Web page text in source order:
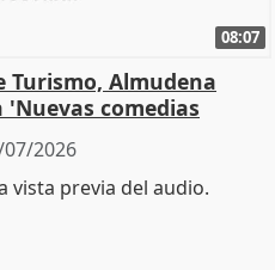
08:07
Turismo, Almudena
comedias
07/2026